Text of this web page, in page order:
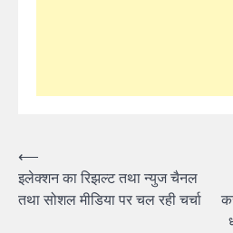
Post
navigation
⟵
इलेक्शन का रिझल्ट तथा न्युज चैनल
तथा सोशल मीडिया पर चल रही चर्चा